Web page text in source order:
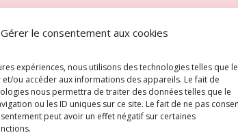
Gérer le consentement aux cookies
expériences, nous utilisons des technologies telles que
ou accéder aux informations des appareils. Le fait de
nous permettra de traiter des données telles que le
ou les ID uniques sur ce site. Le fait de ne pas
peut avoir un effet négatif sur certaines